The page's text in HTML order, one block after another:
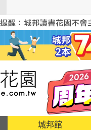
城邦館